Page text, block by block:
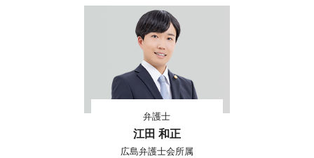
弁護士
江田 和正
広島弁護士会所属